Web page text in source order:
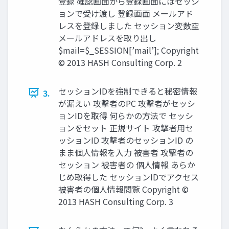
ョンで受け渡し 登録画面 メールアド
レスを登録しました セッション変数空
メールアドレスを取り出し
$mail=$_SESSION[’mail’]; Copyright
© 2013 HASH Consulting Corp. 2
3.
セッションIDを強制できると秘密情報
が漏えい 攻撃者のPC 攻撃者がセッシ
ョンIDを取得 何らかの方法で セッシ
ョンをセット 正規サイト 攻撃者用セ
ッションID 攻撃者のセッションID の
まま個人情報を入力 被害者 攻撃者の
セッション 被害者の 個人情報 あらか
じめ取得した セッションIDでアクセス
被害者の個人情報閲覧 Copyright ©
2013 HASH Consulting Corp. 3